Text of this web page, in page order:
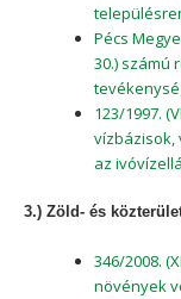
Pécs
30.) számú
123/1997.
vízbázisok,
az
3.) Zöld- és
346/2008.
növények